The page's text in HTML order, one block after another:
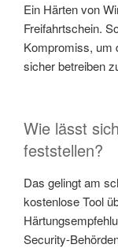
Ein Härten von
Freifahrtschein.
Kompromiss, um
sicher betreiben
Wie lässt
feststellen?
Das gelingt am
kostenlose Tool
Security-